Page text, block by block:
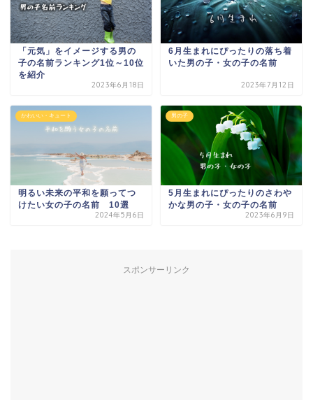
「元気」をイメージする男の
子の名前ランキング1位～10位
を紹介
2023年6月18日
6月生まれにぴったりの落ち着
いた男の子・女の子の名前
2023年7月12日
かわいい・キュート
明るい未来の平和を願ってつ
けたい女の子の名前 10選
2024年5月6日
男の子
5月生まれにぴったりのさわや
かな男の子・女の子の名前
2023年6月9日
スポンサーリンク